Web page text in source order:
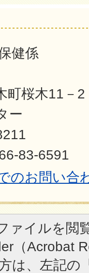
健係
町桜木11－2
ー
83-6591
のお問い合
ァイルを閲
（Acrobat
は、左記の